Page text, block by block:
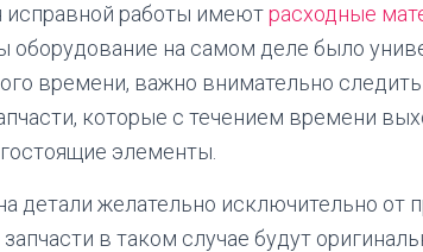
работы имеютрасходные
оборудование на самом деле было
времени, важно внимательно
которые с течением времени
элементы.
детали желательно исключительно от
в таком случае будут